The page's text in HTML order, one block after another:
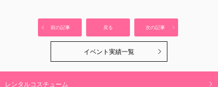
前の記事 戻る 次の記事
イベント実績一覧
レンタルコスチューム